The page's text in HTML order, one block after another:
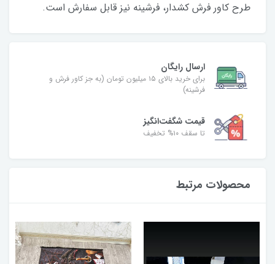
طرح کاور فرش کشدار، فرشینه نیز قابل‌ سفارش است.
ارسال رایگان
برای خرید بالای ۱۵ میلیون تومان (به جز کاور فرش و
فرشینه)
قیمت شگفت‌انگیز
تا سقف ۱۰% تخفیف
محصولات مرتبط